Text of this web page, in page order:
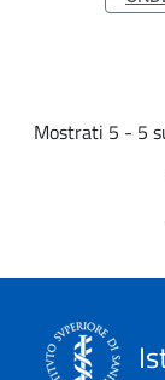
Mostrati 5 - 5